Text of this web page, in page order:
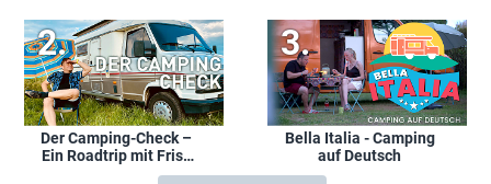
Der Camping-Check –
Ein Roadtrip mit Friso
Bella Italia - Camping
auf Deutsch